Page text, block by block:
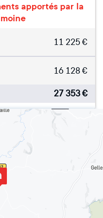
apportés par la
11 225 €
16 128 €
27 353€